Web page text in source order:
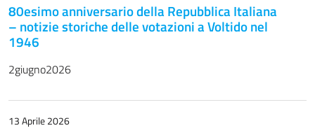
80esimo anniversario della Repubblica Italiana
– notizie storiche delle votazioni a Voltido nel
1946
2giugno2026
13 Aprile 2026